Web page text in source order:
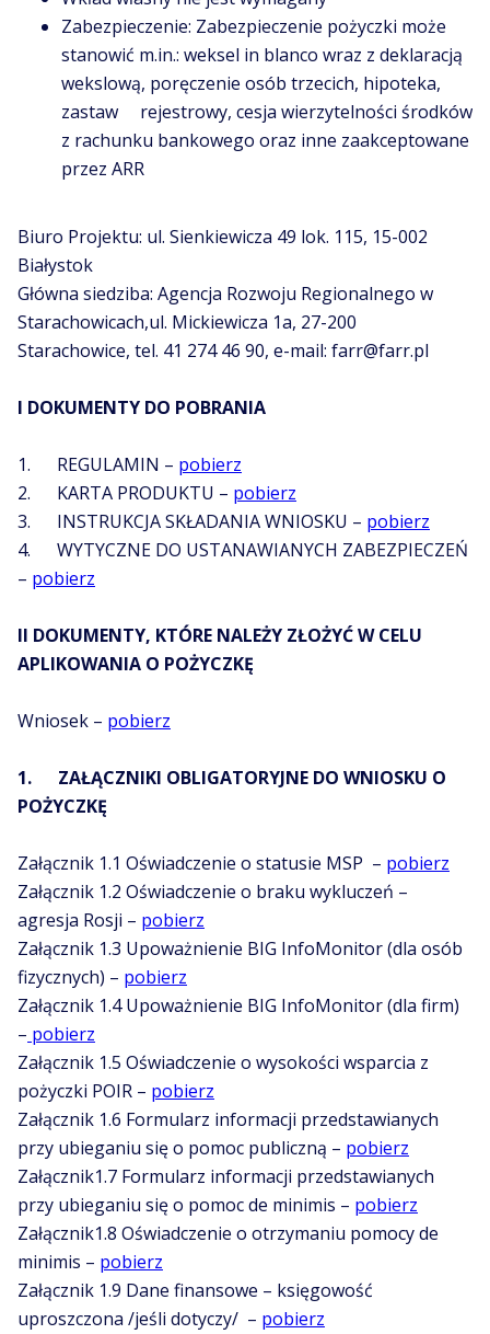
Zabezpieczenie: Zabezpieczenie pożyczki może
stanowić m.in.: weksel in blanco wraz z deklaracją
wekslową, poręczenie osób trzecich, hipoteka,
zastaw rejestrowy, cesja wierzytelności środków
z rachunku bankowego oraz inne zaakceptowane
przez ARR
Biuro Projektu: ul. Sienkiewicza 49 lok. 115, 15-002
Białystok
Główna siedziba: Agencja Rozwoju Regionalnego w
Starachowicach,ul. Mickiewicza 1a, 27-200
Starachowice, tel. 41 274 46 90, e-mail: farr@farr.pl
I DOKUMENTY DO POBRANIA
1. REGULAMIN – pobierz
2. KARTA PRODUKTU – pobierz
3. INSTRUKCJA SKŁADANIA WNIOSKU – pobierz
4. WYTYCZNE DO USTANAWIANYCH ZABEZPIECZEŃ
– pobierz
II DOKUMENTY, KTÓRE NALEŻY ZŁOŻYĆ W CELU
APLIKOWANIA O POŻYCZKĘ
Wniosek – pobierz
1. ZAŁĄCZNIKI OBLIGATORYJNE DO WNIOSKU O
POŻYCZKĘ
Załącznik 1.1 Oświadczenie o statusie MSP – pobierz
Załącznik 1.2 Oświadczenie o braku wykluczeń –
agresja Rosji – pobierz
Załącznik 1.3 Upoważnienie BIG InfoMonitor (dla osób
fizycznych) – pobierz
Załącznik 1.4 Upoważnienie BIG InfoMonitor (dla firm)
– pobierz
Załącznik 1.5 Oświadczenie o wysokości wsparcia z
pożyczki POIR – pobierz
Załącznik 1.6 Formularz informacji przedstawianych
przy ubieganiu się o pomoc publiczną – pobierz
Załącznik1.7 Formularz informacji przedstawianych
przy ubieganiu się o pomoc de minimis – pobierz
Załącznik1.8 Oświadczenie o otrzymaniu pomocy de
minimis – pobierz
Załącznik 1.9 Dane finansowe – księgowość
uproszczona /jeśli dotyczy/ – pobierz